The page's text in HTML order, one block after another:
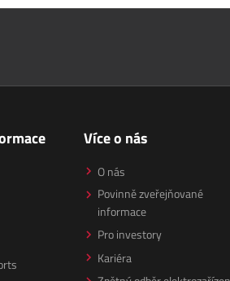
Více o nás
O nás
Povinně zveřejňované
informace
Pro investory
Kariéra